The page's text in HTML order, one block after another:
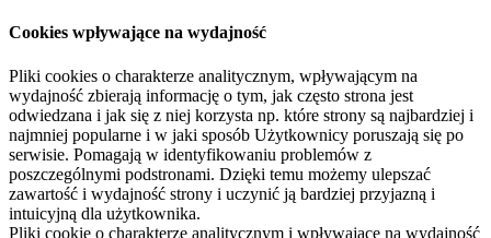
Cookies wpływające na wydajność
Pliki cookies o charakterze analitycznym, wpływającym na
wydajność zbierają informację o tym, jak często strona jest
odwiedzana i jak się z niej korzysta np. które strony są najbardziej i
najmniej popularne i w jaki sposób Użytkownicy poruszają się po
serwisie. Pomagają w identyfikowaniu problemów z
poszczególnymi podstronami. Dzięki temu możemy ulepszać
zawartość i wydajność strony i uczynić ją bardziej przyjazną i
intuicyjną dla użytkownika.
Pliki cookie o charakterze analitycznym i wpływające na wydajność